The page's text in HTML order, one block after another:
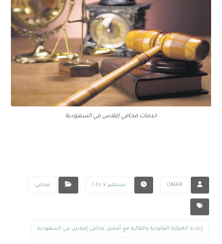
خدمات محامي إفلاس في السعودية
.
OMAR سبتمبر ٧, ٢٠٢٥ محامي
إعادة الهيكلة القانونية والمالية مع أفضل محامي إفلاس في السعودية